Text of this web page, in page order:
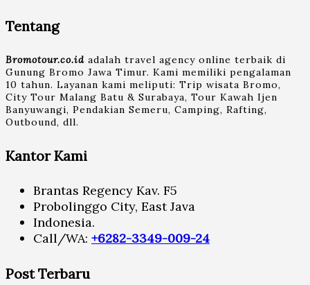
Tentang
Bromotour.co.id adalah travel agency online terbaik di
Gunung Bromo Jawa Timur. Kami memiliki pengalaman
10 tahun. Layanan kami meliputi: Trip wisata Bromo,
City Tour Malang Batu & Surabaya, Tour Kawah Ijen
Banyuwangi, Pendakian Semeru, Camping, Rafting,
Outbound, dll.
Kantor Kami
Brantas Regency Kav. F5
Probolinggo City, East Java
Indonesia.
Call/WA: +6282-3349-009-24
Post Terbaru